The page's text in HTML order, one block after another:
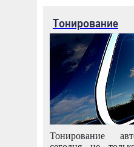
Тонирование
Тонирование